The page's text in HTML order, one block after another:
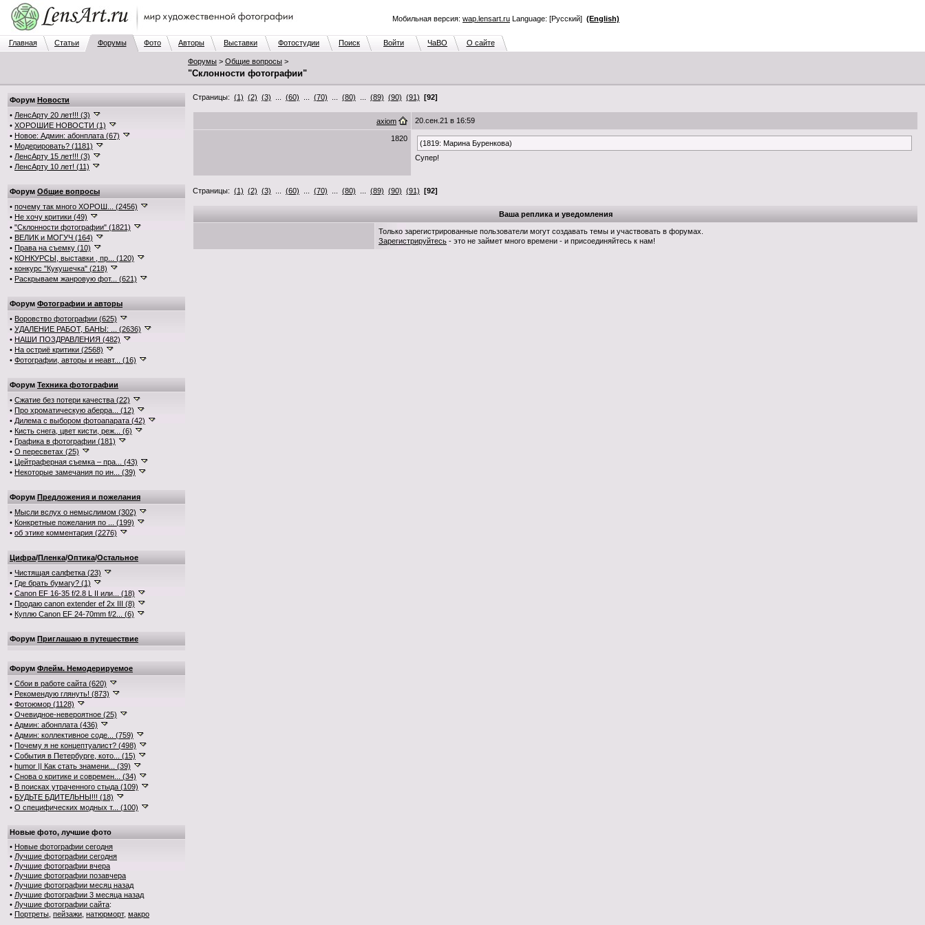
Мобильная версия: wap.lensart.ru Language: [Русский] (English)
Главная Статьи Форумы Фото Авторы Выставки Фотостудии Поиск Войти ЧаВО О сайте
Форумы > Общие вопросы >
"Склонности фотографии"
Форум Новости
• ЛенсАрту 20 лет!!! (3)
• ХОРОШИЕ НОВОСТИ (1)
• Новое: Админ: абонплата (67)
• Модерировать? (1181)
• ЛенсАрту 15 лет!!! (3)
• ЛенсАрту 10 лет! (11)
Форум Общие вопросы
• почему так много ХОРОШ... (2456)
• Не хочу критики (49)
• "Склонности фотографии" (1821)
• ВЕЛИК и МОГУЧ (164)
• Права на съемку (10)
• КОНКУРСЫ, выставки , пр... (120)
• конкурс "Кукушечка" (218)
• Раскрываем жанровую фот... (621)
Форум Фотографии и авторы
• Воровство фотографии (625)
• УДАЛЕНИЕ РАБОТ, БАНЫ: ... (2636)
• НАШИ ПОЗДРАВЛЕНИЯ (482)
• На остриё критики (2568)
• Фотографии, авторы и неавт... (16)
Форум Техника фотографии
• Сжатие без потери качества (22)
• Про хроматическую аберра... (12)
• Дилема с выбором фотоапарата (42)
• Кисть снега, цвет кисти, реж... (6)
• Графика в фотографии (181)
• О пересветах (25)
• Цейтраферная съемка – пра... (43)
• Некоторые замечания по ин... (39)
Форум Предложения и пожелания
• Мысли вслух о немыслимом (302)
• Конкретные пожелания по ... (199)
• об этике комментария (2276)
Цифра/Пленка/Оптика/Остальное
• Чистящая салфетка (23)
• Где брать бумагу? (1)
• Canon EF 16-35 f/2.8 L II или... (18)
• Продаю canon extender ef 2x III (8)
• Куплю Canon EF 24-70mm f/2... (6)
Форум Приглашаю в путешествие
Форум Флейм. Немодерируемое
• Сбои в работе сайта (620)
• Рекомендую глянуть! (873)
• Фотоюмор (1128)
• Очевидное-невероятное (25)
• Админ: абонплата (436)
• Админ: коллективное соде... (759)
• Почему я не концептуалист? (498)
• События в Петербурге, кото... (15)
• humor || Как стать знамени... (39)
• Снова о критике и современ... (34)
• В поисках утраченного стыда (109)
• БУДЬТЕ БДИТЕЛЬНЫ!!! (18)
• О специфических модных т... (100)
Новые фото, лучшие фото
• Новые фотографии сегодня
• Лучшие фотографии сегодня
• Лучшие фотографии вчера
• Лучшие фотографии позавчера
• Лучшие фотографии месяц назад
• Лучшие фотографии 3 месяца назад
• Лучшие фотографии сайта:
• Портреты пейзажи натюрморт, макро
Страницы: (1) (2) (3) (60) (70) (80) (89) (90) (91) [92]
axiom 20.сен.21 в 16:59
1820
(1819: Марина Буренкова)
Супер!
Страницы: (1) (2) (3) (60) (70) (80) (89) (90) (91) [92]
Ваша реплика и уведомления
Только зарегистрированные пользователи могут создавать темы и участвовать в форумах.
Зарегистрируйтесь - это не займет много времени - и присоединяйтесь к нам!